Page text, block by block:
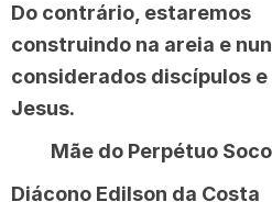
Do contrário, estaremos
construindo na areia e
considerados discípulos
Jesus.
Mãe do Perpétuo
Diácono Edilson da Costa